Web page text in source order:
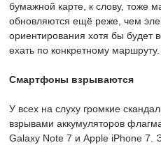
бумажной карте, к слову, тоже
обновляются ещё реже, чем
ориентирования хотя бы будет
ехать по конкретному маршруту.
Смартфоны взрываются
У всех на слуху громкие
взрывами аккумуляторов
Galaxy Note 7 и Apple iPhone 7.